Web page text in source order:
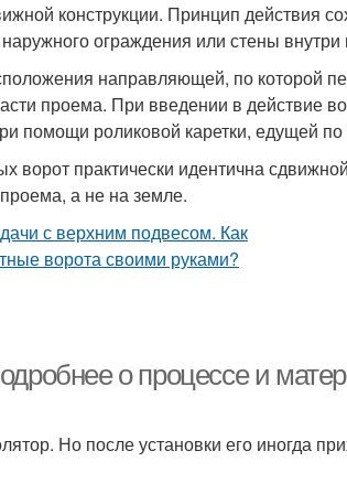
конструкции. Принцип действия
ограждения или стены
направляющей, по которой
проема. При введении в действие
помощи роликовой каретки, едущей по
ворот практически идентична
а не на земле.
о процессе и
Но после установки его иногда